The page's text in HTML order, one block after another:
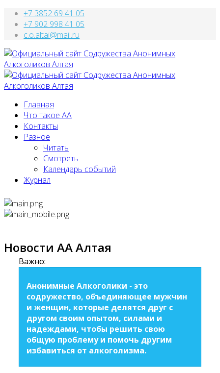
+7 3852 69 41 05
+7 902 998 41 05
c.o.altai@mail.ru
Главная
Что такое АА
Контакты
Разное
Читать
Смотреть
Календарь событий
Журнал
Новости АА Алтая
Важно:
Анонимные Алкоголики - это
содружество, объединяющее мужчин
и женщин, которые делятся друг с
другом своим опытом, силами и
надеждами, чтобы решить свою
общую проблему и помочь другим
избавиться от алкоголизма.